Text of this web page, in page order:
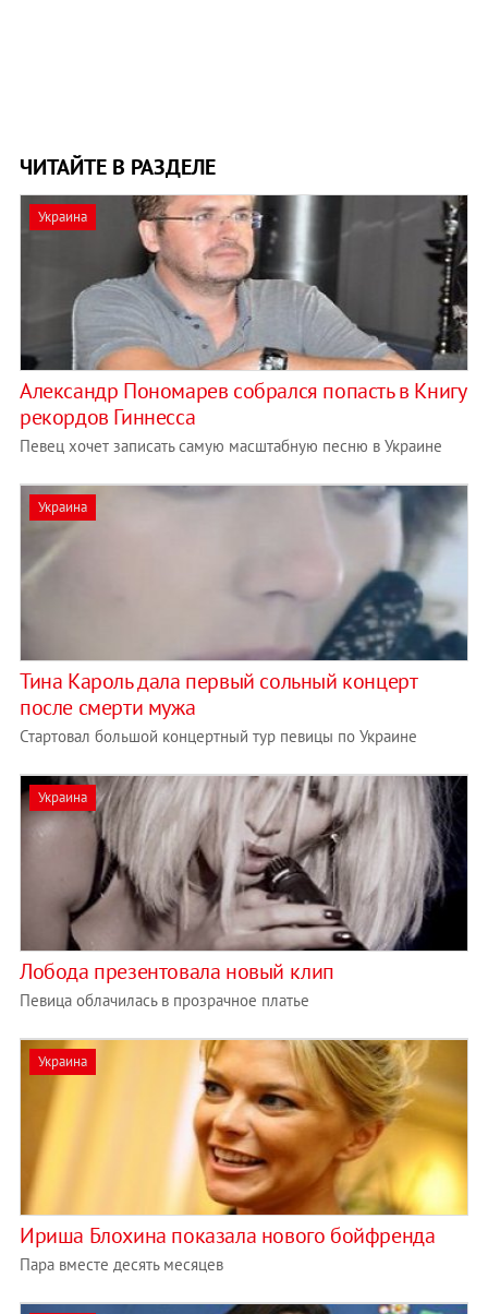
ЧИТАЙТЕ В РАЗДЕЛЕ
Украина
Александр Пономарев собрался попасть в Книгу
рекордов Гиннесса
Певец хочет записать самую масштабную песню в Украине
Украина
Тина Кароль дала первый сольный концерт
после смерти мужа
Стартовал большой концертный тур певицы по Украине
Украина
Лобода презентовала новый клип
Певица облачилась в прозрачное платье
Украина
Ириша Блохина показала нового бойфренда
Пара вместе десять месяцев